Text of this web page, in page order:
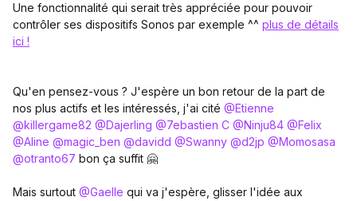
Une fonctionnalité qui serait très appréciée pour pouvoir
contrôler ses dispositifs Sonos par exemple ^^ plus de détails
ici !
Qu'en pensez-vous ? J'espère un bon retour de la part de
nos plus actifs et les intéressés, j'ai cité @Etienne
@killergame82 @Dajerling @7ebastien C @Ninju84 @Felix
@Aline @magic_ben @davidd @Swanny @d2jp @Momosasa
@otranto67 bon ça suffit 🤗
Mais surtout @Gaelle qui va j'espère, glisser l'idée aux